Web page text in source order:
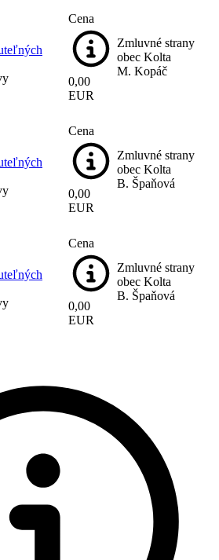
Cena
0,00
EUR
Zmluvné strany
obec Kolta
M. Kopáč
Cena
0,00
EUR
Zmluvné strany
obec Kolta
B. Špaňová
Cena
0,00
EUR
Zmluvné strany
obec Kolta
B. Špaňová